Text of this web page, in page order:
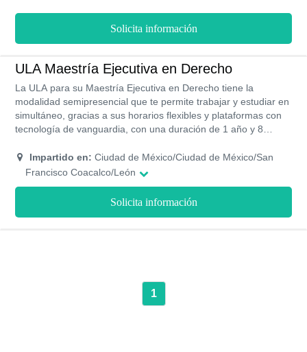
la universidad brindándote herramientas tecnológicas actuales
y docentes expertos en esta área; con el apoyo de una bolsa
laboral y una variedad de planes de becas y financiamientos
para la cobertura de tu colegiatura.
Solicita información
ULA Maestría Ejecutiva en Derecho
La ULA para su Maestría Ejecutiva en Derecho tiene la
modalidad semipresencial que te permite trabajar y estudiar en
simultáneo, gracias a sus horarios flexibles y plataformas con
tecnología de vanguardia, con una duración de 1 año y 8
posibilidad a través de tus herramientas, habilidades y
destrezas reformar leyes y aplicarlas de manera idónea para la
Impartido en: Ciudad de México/Ciudad de México/San
Francisco Coacalco/León
Solicita información
1